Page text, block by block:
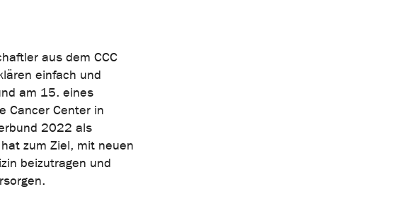
aus dem CCC
einfach und
am 15. eines
Cancer Center in
2022 als
zum Ziel, mit neuen
beizutragen und